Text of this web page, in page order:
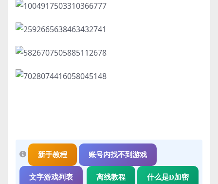
新手教程 账号内找不到游戏
文字游戏列表 离线教程 什么是D加密